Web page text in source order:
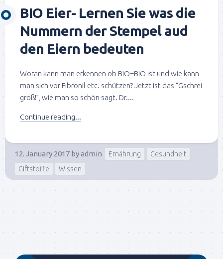
BIO Eier- Lernen Sie was die
Nummern der Stempel aud
den Eiern bedeuten
Woran kann man erkennen ob BIO=BIO ist und wie kann
man sich vor Fibronil etc. schützen? Jetzt ist das “Gschrei
groß!”, wie man so schön sagt. Dr....
Continue reading...
12. January 2017 byadmin Ernährung
Gesundheit
Giftstoffe
Wissen